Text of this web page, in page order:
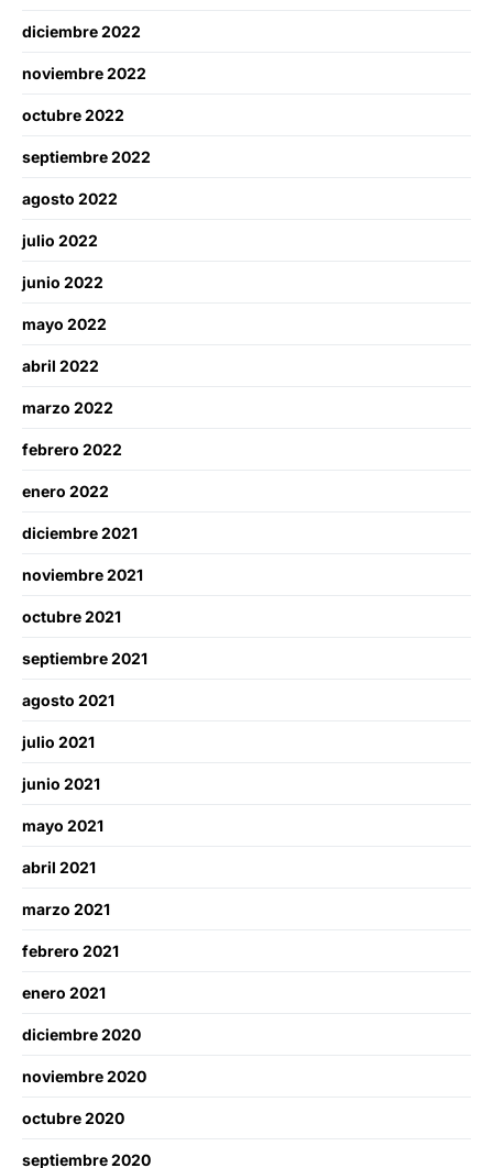
diciembre 2022
noviembre 2022
octubre 2022
septiembre 2022
agosto 2022
julio 2022
junio 2022
mayo 2022
abril 2022
marzo 2022
febrero 2022
enero 2022
diciembre 2021
noviembre 2021
octubre 2021
septiembre 2021
agosto 2021
julio 2021
junio 2021
mayo 2021
abril 2021
marzo 2021
febrero 2021
enero 2021
diciembre 2020
noviembre 2020
octubre 2020
septiembre 2020